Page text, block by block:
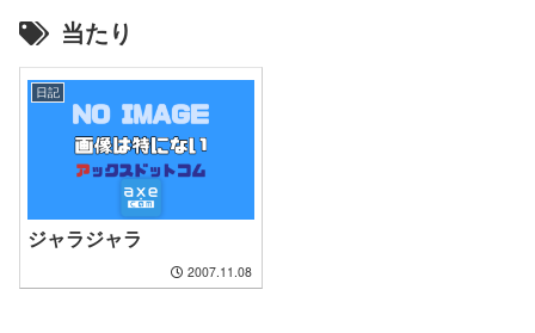
当たり
日記
ジャラジャラ
2007.11.08